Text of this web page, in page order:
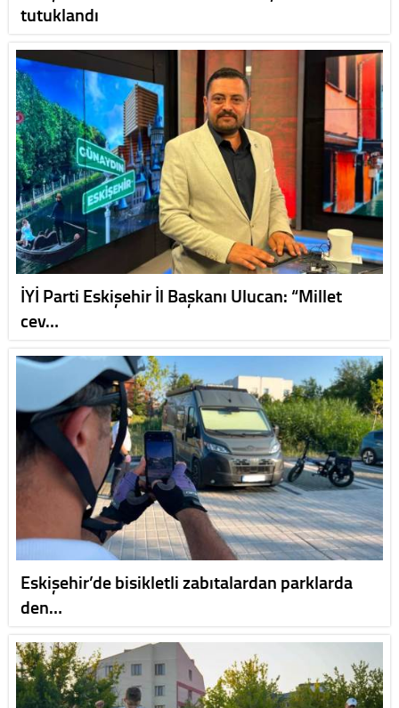
tutuklandı
İYİ Parti Eskişehir İl Başkanı Ulucan: “Millet
cev…
Eskişehir’de bisikletli zabıtalardan parklarda
den…